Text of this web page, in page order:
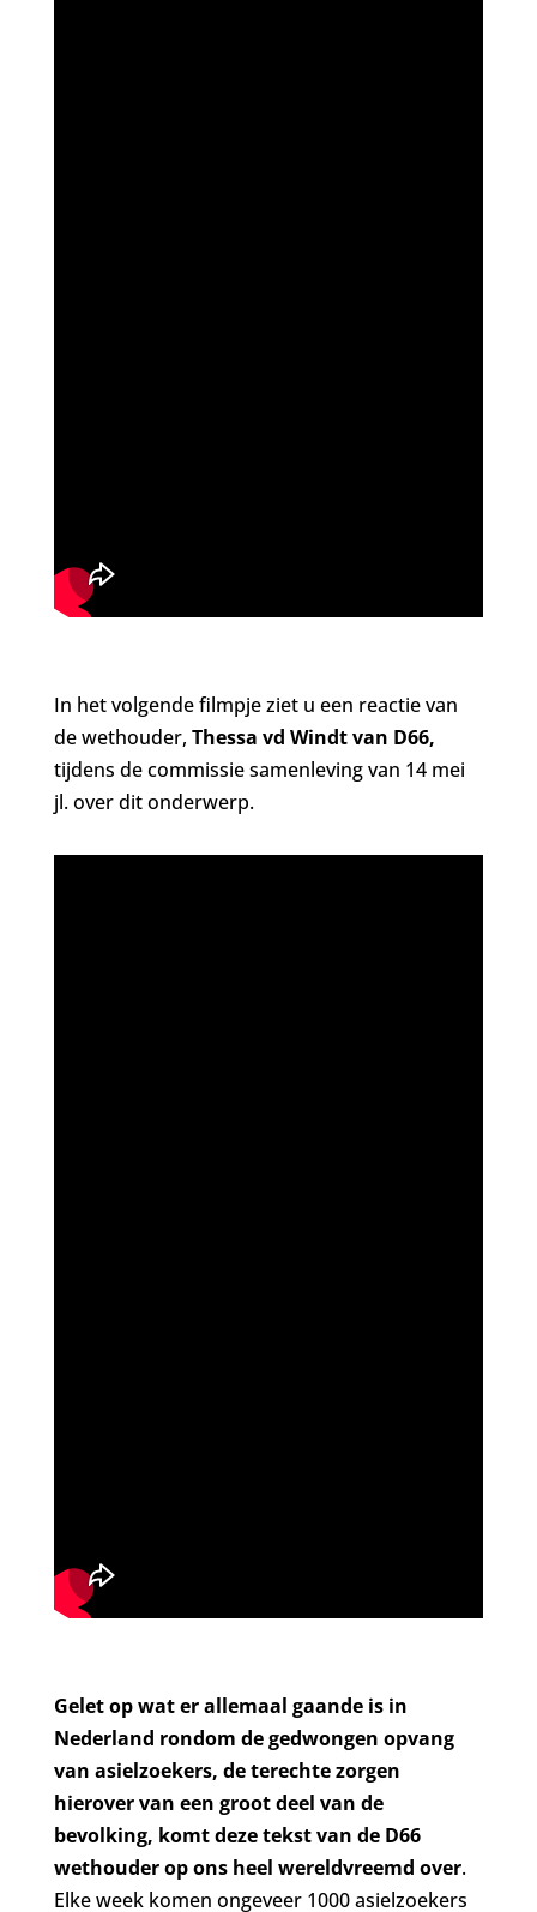
In het volgende filmpje ziet u een reactie van
de wethouder, Thessa vd Windt van D66,
tijdens de commissie samenleving van 14 mei
jl. over dit onderwerp.
Gelet op wat er allemaal gaande is in
Nederland rondom de gedwongen opvang
van asielzoekers, de terechte zorgen
hierover van een groot deel van de
bevolking, komt deze tekst van de D66
wethouder op ons heel wereldvreemd over.
Elke week komen ongeveer 1000 asielzoekers